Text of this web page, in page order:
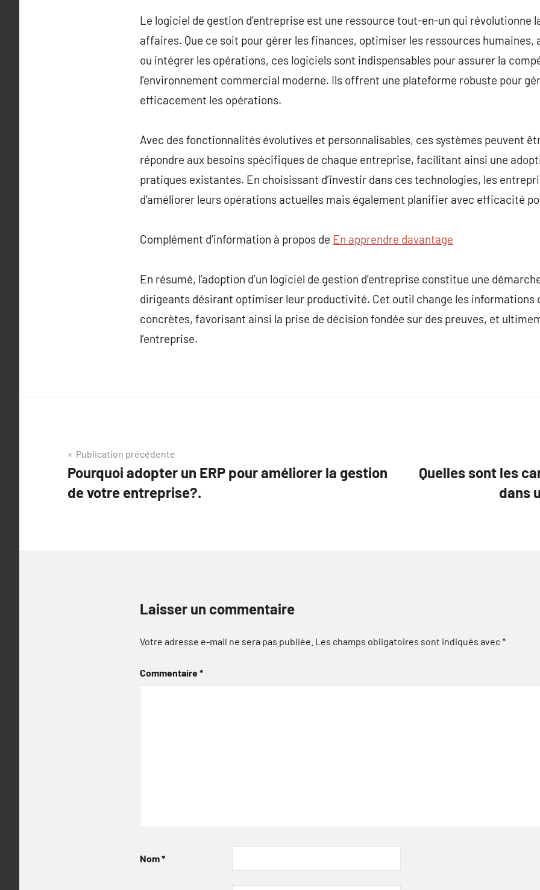
Le logiciel de gestion d’entreprise est une ressource tout-en-un qui révolutionne
affaires. Que ce soit pour gérer les finances, optimiser les ressources
ou intégrer les opérations, ces logiciels sont indispensables pour assurer la
l’environnement commercial moderne. Ils offrent une plateforme robuste pour
efficacement les opérations.
Avec des fonctionnalités évolutives et personnalisables, ces systèmes peuvent
répondre aux besoins spécifiques de chaque entreprise, facilitant ainsi une
pratiques existantes. En choisissant d’investir dans ces technologies, les
d’améliorer leurs opérations actuelles mais également planifier avec efficacité
Complément d’information à propos de En apprendre davantage
En résumé, l’adoption d’un logiciel de gestion d’entreprise constitue une
dirigeants désirant optimiser leur productivité. Cet outil change les informations
concrètes, favorisant ainsi la prise de décision fondée sur des preuves, et
l’entreprise.
Navigation
de
l’article
Publication précédente
Pourquoi adopter un ERP pour améliorer la gestion
de votre entreprise?.
Quelles sont les
dans
Laisser un commentaire
Votre adresse e-mail ne sera pas publiée. Les champs obligatoires sont indiqués avec*
Commentaire*
Nom*